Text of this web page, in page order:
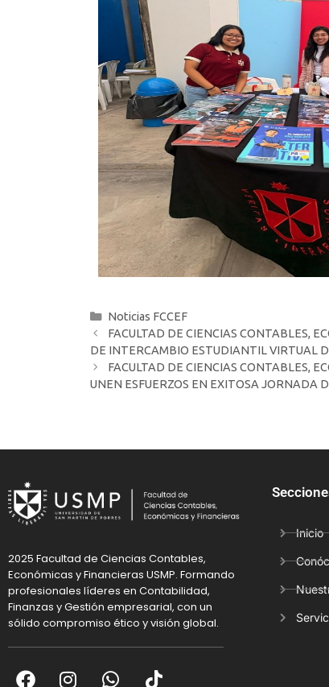
Noticias FCCEF
FACULTAD DE CIENCIAS CONTABLES,
DE INTERCAMBIO ESTUDIANTIL VIRTUAL
FACULTAD DE CIENCIAS CONTABLES,
UNEN ESFUERZOS EN EXITOSA JORNADA
2025 Facultad de Ciencias Contables,
Económicas y Financieras USMP. Formando
profesionales líderes en Contabilidad,
Finanzas y Gestión empresarial, con un
sólido compromiso ético y visión global.
Inicio